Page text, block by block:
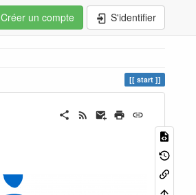
Créer un compte S'identifier
start